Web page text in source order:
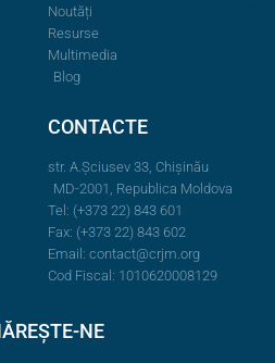
Noutăți
Resurse
Multimedia
Blog
CONTACTE
str. A.Şciusev 33, Chișinău
MD-2001, Republica Moldova
Tel: (+373 22) 843 601
Fax: (+373 22) 843 602
Email: contact@crjm.org
Cod Fiscal: 1010620008129
NE